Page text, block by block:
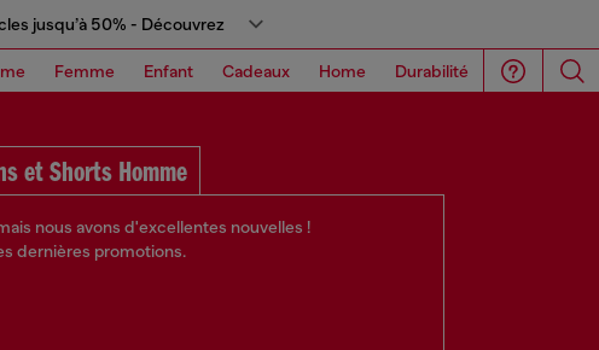
jusqu’à 50% - Découvrez
Femme Enfant Cadeaux Home Durabilité
et Shorts Homme
nous avons d'excellentes nouvelles !
dernières promotions.